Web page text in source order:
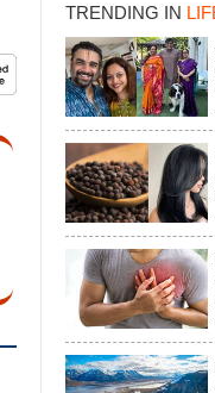
TRENDING IN